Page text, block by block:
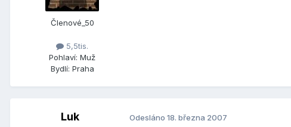
Členové_50
5,5tis.
Pohlaví: Muž
Bydlí: Praha
Luk Odesláno 18. března 2007